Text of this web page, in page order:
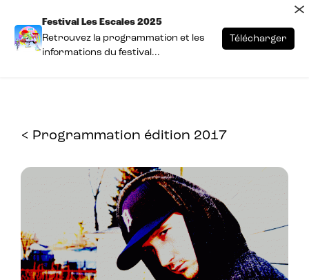
< Programmation édition 2017
Festival Les Escales 2025
Retrouvez la programmation et les
informations du festival...
Télécharger
×